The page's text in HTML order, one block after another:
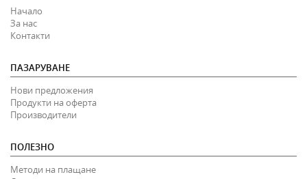
Начало
За нас
Контакти
ПАЗАРУВАНЕ
Нови предложения
Продукти на оферта
Производители
ПОЛЕЗНО
Методи на плащане